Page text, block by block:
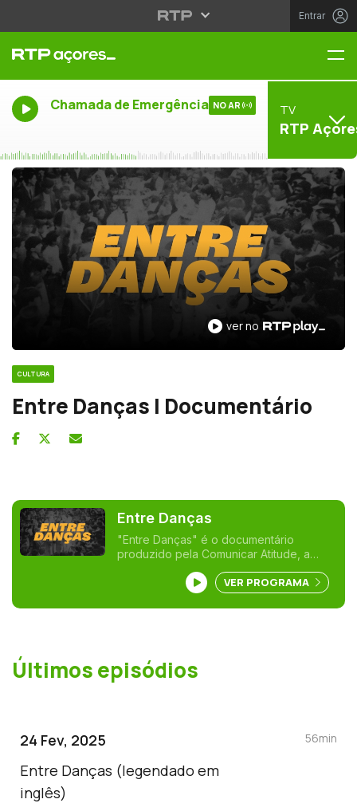
Entrar
Chamada de Emergência NO AR TV
RTP
ver no
CULTURA
Entre Danças | Documentário
Entre Danças
"Entre Danças" é o documentário
produzido pela Comunicar Atitude, a
Heroísmo, com o objetivo de mostrar o
Carnaval da Ilha Terceira, nas mais
variadas vertentes, à Comissão da
objetivo de provocar reações no
leva a que entre os terceirenses, não
debatido, com humor, inteligência e
profundidade.No documentário "Entre
VER PROGRAMA
Últimos episódios
24 Fev, 2025
Entre Danças (legendado em
inglês)
56min